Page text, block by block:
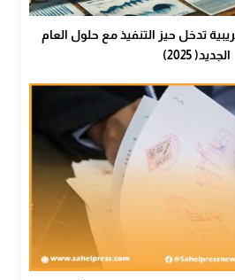
تدخل حيز التنفيذ مع حلول العام
الجديد( 2025)